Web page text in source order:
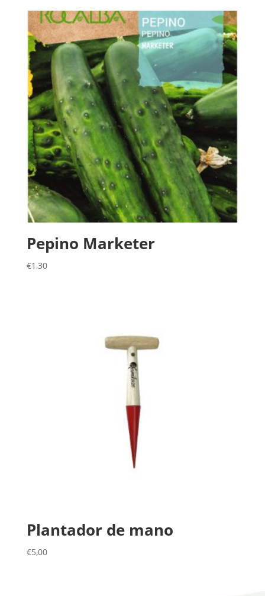
Pepino Marketer
€1,30
Plantador de mano
€5,00